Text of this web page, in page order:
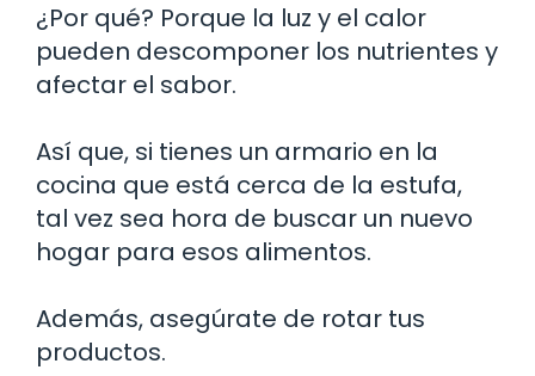
¿Por qué? Porque la luz y el calor
pueden descomponer los nutrientes y
afectar el sabor.
Así que, si tienes un armario en la
cocina que está cerca de la estufa,
tal vez sea hora de buscar un nuevo
hogar para esos alimentos.
Además, asegúrate de rotar tus
productos.